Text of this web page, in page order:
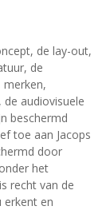
de lay-out,
de
audiovisuele
beschermd
toe aan Jacops
door
het
recht van de
erkent en